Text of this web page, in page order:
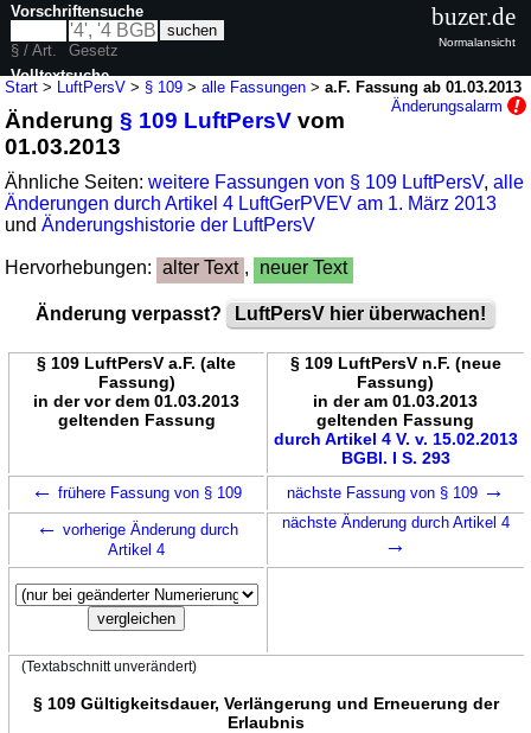
Start > LuftPersV > § 109 >alle Fassungen >a.F. Fassung ab 01.03.2013
Änderungsalarm
Änderung§ 109 LuftPersV vom
01.03.2013
Ähnliche Seiten:weitere Fassungen von § 109 LuftPersV,alle
Änderungen durch Artikel 4 LuftGerPVEV am 1. März 2013
undÄnderungshistorie der LuftPersV
Hervorhebungen: alter Text , neuer Text
Änderung verpasst? LuftPersV hier überwachen!
§ 109 LuftPersV a.F. (alte
Fassung)
in der vor dem 01.03.2013
geltenden Fassung
§ 109 LuftPersV n.F. (neue
Fassung)
in der am 01.03.2013
geltenden Fassung
durch Artikel 4 V. v. 15.02.2013
BGBl. I S. 293
← frühere Fassung von § 109 nächste Fassung von § 109 →
← vorherige Änderung durch
Artikel 4
nächste Änderung durch Artikel 4
→
(Textabschnitt unverändert)
§ 109 Gültigkeitsdauer, Verlängerung und Erneuerung der
Erlaubnis
Vorschriftensuche
§ / Art.
Gesetz
Volltextsuche
nur in LuftPersV
buzer.de
Normalansicht